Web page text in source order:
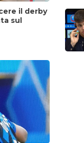
il derby
sul